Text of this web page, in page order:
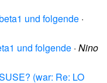
und folgende ·
und folgende · Nino
(war: Re: LO